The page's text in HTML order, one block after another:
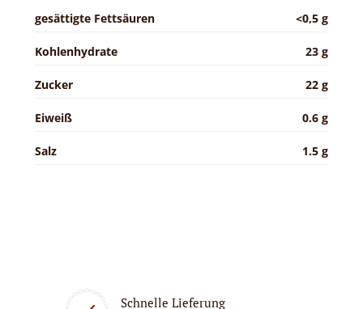
gesättigte Fettsäuren <0,5 g
Kohlenhydrate 23 g
Zucker 22 g
Eiweiß 0.6 g
Salz 1.5 g
Schnelle Lieferung